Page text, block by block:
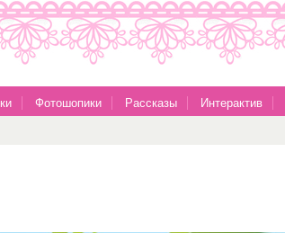
Фотошопики Рассказы Интерактив